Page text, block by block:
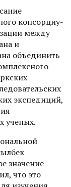
консорциу­
между
и
объединить
экспедиций,
ученых.
значение
что это